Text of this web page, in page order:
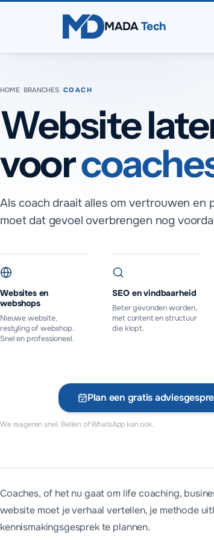
MADATech
HOME/ BRANCHES/ COACH
Website
voor
Als coach draait alles om vertrouwen en
moet dat gevoel overbrengen nog
Websites en
webshops
Nieuwe website,
restyling of webshop.
Snel en professioneel.
SEO en vindbaarheid
Beter gevonden worden,
met content en structuur
die klopt.
Plan een gratis
We reageren snel. Bellen of WhatsApp kan ook.
Wat kost een
Een website voor coaches begint bij MADA
We werken vanuit Assen voor coaches door
Coaches, of het nu gaat om life coaching,
website moet je verhaal vertellen, je methode
kennismakingsgesprek te plannen.